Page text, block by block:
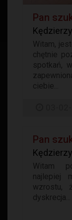
Pan
Witam,
chętnie
spotkań,
ciebie...
Pan
Witam
najlepiej
wzrostu,
dyskrecja...